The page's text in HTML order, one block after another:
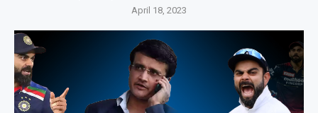
April 18, 2023